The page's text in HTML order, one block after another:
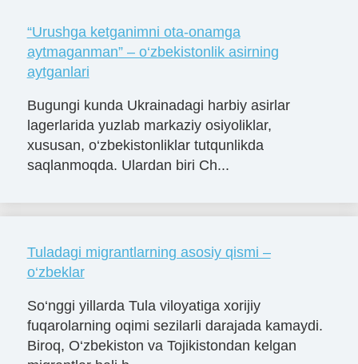
“Urushga ketganimni ota-onamga
aytmaganman” – o‘zbekistonlik asirning
aytganlari
Bugungi kunda Ukrainadagi harbiy asirlar
lagerlarida yuzlab markaziy osiyoliklar,
xususan, o‘zbekistonliklar tutqunlikda
saqlanmoqda. Ulardan biri Ch...
Tuladagi migrantlarning asosiy qismi –
o‘zbeklar
So‘nggi yillarda Tula viloyatiga xorijiy
fuqarolarning oqimi sezilarli darajada kamaydi.
Biroq, O‘zbekiston va Tojikistondan kelgan